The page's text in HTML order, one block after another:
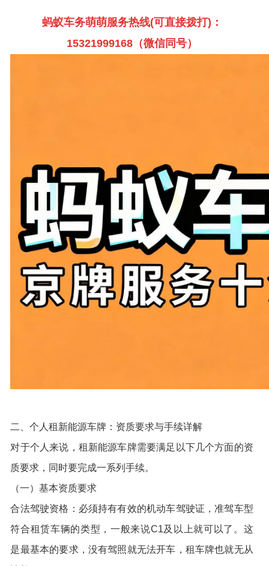
蚂蚁车务萌萌服务热线(可直接拨打)：
15321999168（微信同号）
二、个人租新能源车牌：资质要求与手续详解
对于个人来说，租新能源车牌需要满足以下几个方面的资
质要求，同时要完成一系列手续。
（一）基本资质要求
合法驾驶资格：必须持有有效的机动车驾驶证，准驾车型
符合租赁车辆的类型，一般来说C1及以上就可以了。这
是最基本的要求，没有驾照就无法开车，租车牌也就无从